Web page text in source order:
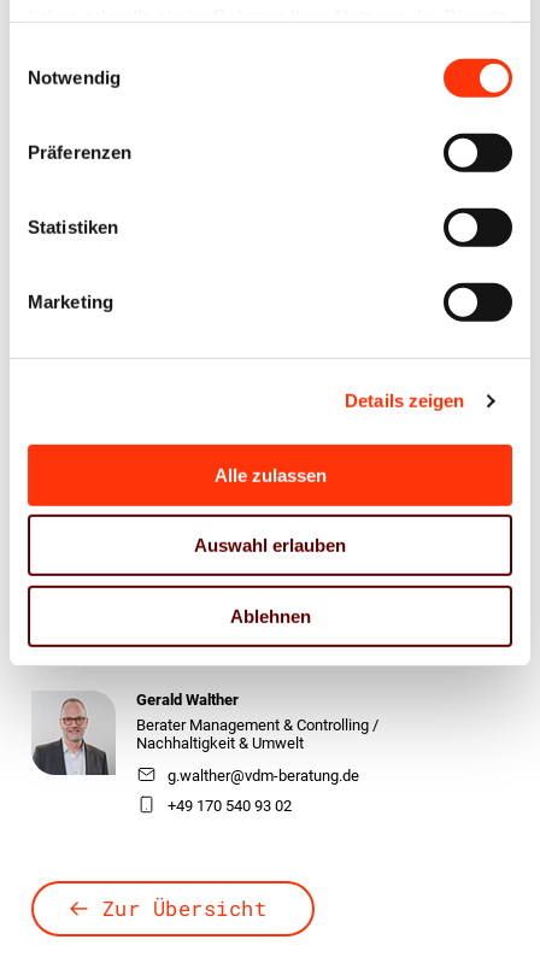
Notwendig
Präferenzen
Statistiken
Marketing
Details zeigen
Alle zulassen
Auswahl erlauben
Ablehnen
Jens Meyer
Gerald Walther
Berater Management & Controlling /
Nachhaltigkeit & Umwelt
g.walther@vdm-beratung.de
+49 170 540 93 02
Zur Übersicht